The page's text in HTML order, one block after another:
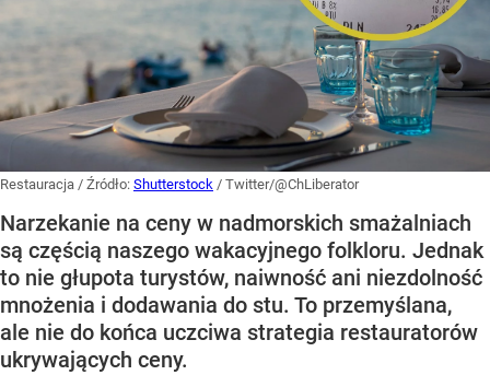
Restauracja / Źródło: Shutterstock / Twitter/@ChLiberator
Narzekanie na ceny w nadmorskich smażalniach
są częścią naszego wakacyjnego folkloru. Jednak
to nie głupota turystów, naiwność ani niezdolność
mnożenia i dodawania do stu. To przemyślana,
ale nie do końca uczciwa strategia restauratorów
ukrywających ceny.